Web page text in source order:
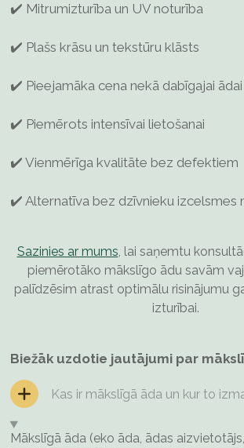
✔️ Mitrumizturība un UV noturība
✔️ Plašs krāsu un tekstūru klāsts
✔️ Pieejamāka cena nekā dabīgajai ādai
✔️ Piemērots intensīvai lietošanai
✔️ Vienmērīga kvalitāte bez defektiem
✔️ Alternatīva bez dzīvnieku izcelsmes
Sazinies ar mums, lai saņemtu
piemērotāko mākslīgo ādu savām
palīdzēsim atrast optimālu risinājumu
izturībai.
Biežāk uzdotie jautājumi par
Kas ir mākslīgā āda un kur to
Mākslīgā āda (eko āda, ādas